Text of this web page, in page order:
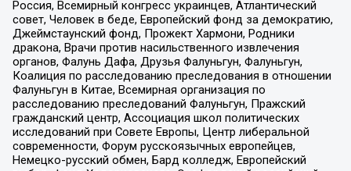
Россия, Всемирный конгресс украинцев, Атлантический
совет, Человек в беде, Европейский фонд за демократию,
Джеймстаунский фонд, Прожект Хармони, Родники
дракона, Врачи против насильственного извлечения
органов, Фалунь Дафа, Друзья Фалуньгун, Фалуньгун,
Коалиция по расследованию преследования в отношении
Фалуньгун в Китае, Всемирная организация по
расследованию преследований Фалуньгун, Пражский
гражданский центр, Ассоциация школ политических
исследований при Совете Европы, Центр либеральной
современности, Форум русскоязычных европейцев,
Немецко-русский обмен, Бард колледж, Европейский